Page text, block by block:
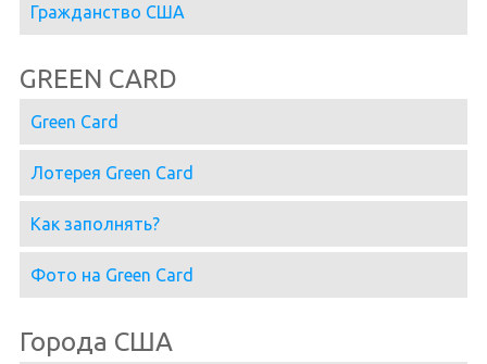
Гражданство США
GREEN CARD
Green Card
Лотерея Green Card
Как заполнять?
Фото на Green Card
Города США